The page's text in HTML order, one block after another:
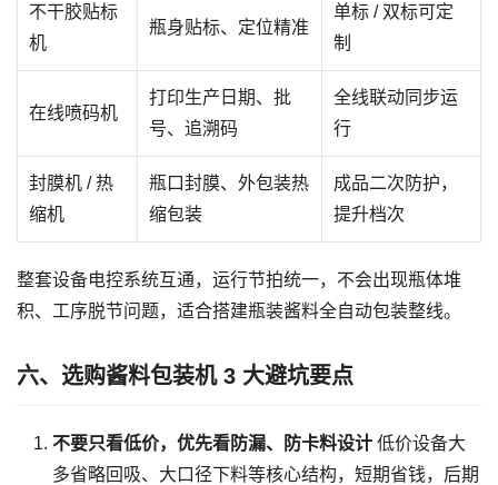
不干胶贴标
机
瓶身贴标、定位精准
单标 / 双标可定
制
在线喷码机
打印生产日期、批
号、追溯码
全线联动同步运
行
封膜机 / 热
缩机
瓶口封膜、外包装热
缩包装
成品二次防护，
提升档次
整套设备电控系统互通，运行节拍统一，不会出现瓶体堆
积、工序脱节问题，适合搭建瓶装酱料全自动包装整线。
六、选购酱料包装机 3 大避坑要点
不要只看低价，优先看防漏、防卡料设计 低价设备大
多省略回吸、大口径下料等核心结构，短期省钱，后期